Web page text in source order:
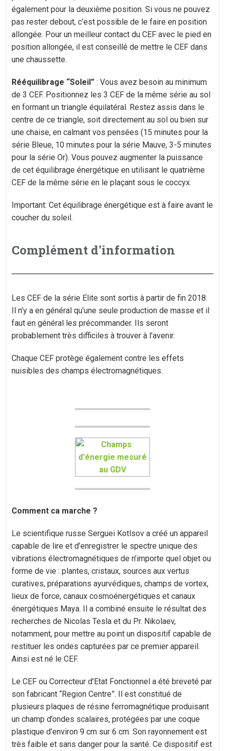
également pour la deuxième position. Si vous ne pouvez
pas rester debout, c’est possible de le faire en position
allongée. Pour un meilleur contact du CEF avec le pied en
position allongée, il est conseillé de mettre le CEF dans
une chaussette.
Rééquilibrage “Soleil” : Vous avez besoin au minimum
de 3 CEF. Positionnez les 3 CEF de la même série au sol
en formant un triangle équilatéral. Restez assis dans le
centre de ce triangle, soit directement au sol ou bien sur
une chaise, en calmant vos pensées (15 minutes pour la
série Bleue, 10 minutes pour la série Mauve, 3-5 minutes
pour la série Or). Vous pouvez augmenter la puissance
de cet équilibrage énergétique en utilisant le quatrième
CEF de la même série en le plaçant sous le coccyx.
Important: Cet équilibrage énergétique est à faire avant le
coucher du soleil.
Complément d'information
Les CEF de la série Elite sont sortis à partir de fin 2018.
Il n’y a en général qu’une seule production de masse et il
faut en général les précommander. Ils seront
probablement très difficiles à trouver à l’avenir.
Chaque CEF protège également contre les effets
nuisibles des champs électromagnétiques.
Comment ca marche ?
Le scientifique russe Serguei Kotlsov a créé un appareil
capable de lire et d’enregistrer le spectre unique des
vibrations électromagnétiques de n’importe quel objet ou
forme de vie : plantes, cristaux, sources aux vertus
curatives, préparations ayurvédiques, champs de vortex,
lieux de force, canaux cosmoénergétiques et canaux
énergétiques Maya. Il a combiné ensuite le résultat des
recherches de Nicolas Tesla et du Pr. Nikolaev,
notamment, pour mettre au point un dispositif capable de
restituer les ondes capturées par ce premier appareil.
Ainsi est né le CEF.
Le CEF ou Correcteur d’Etat Fonctionnel a été breveté par
son fabricant “Region Centre”. Il est constitué de
plusieurs plaques de résine ferromagnétique produisant
un champ d’ondes scalaires, protégées par une coque
plastique d’environ 9 cm sur 6 cm. Son rayonnement est
très faible et sans danger pour la santé. Ce dispositif est